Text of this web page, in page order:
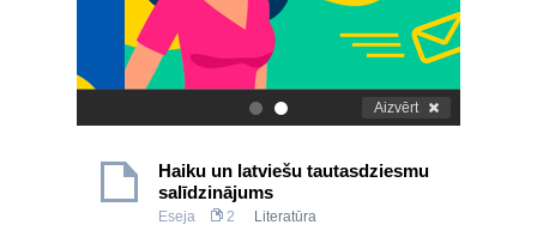
. Aizvērt
Haiku un latviešu tautasdziesmu
salīdzinājums
Eseja 2 Literatūra